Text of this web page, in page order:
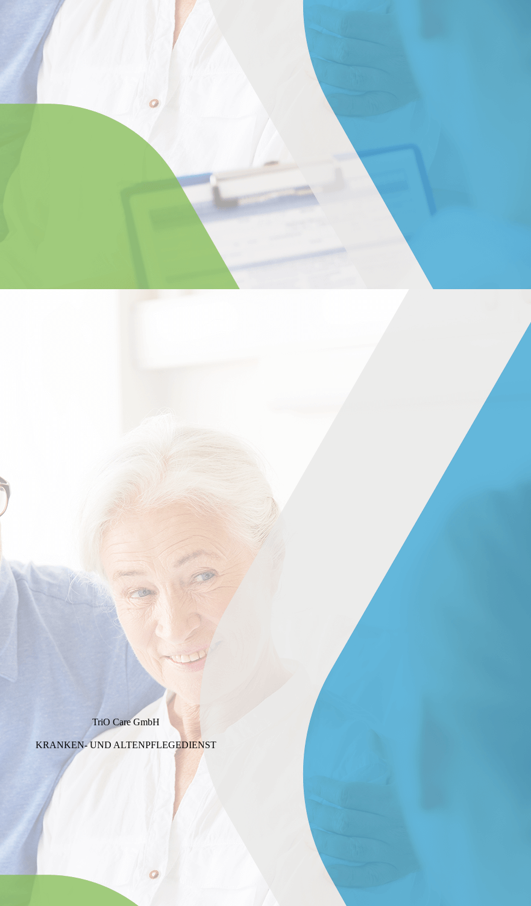
TriO Care GmbH
KRANKEN- UND ALTENPFLEGEDIENST